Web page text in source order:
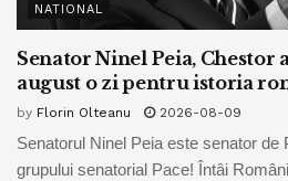
NATIONAL
Senator Ninel Peia, Chestor
august o zi pentru istoria
by Florin Olteanu 2026-08-09
Senatorul Ninel Peia este senator de
grupului senatorial Pace! Întâi